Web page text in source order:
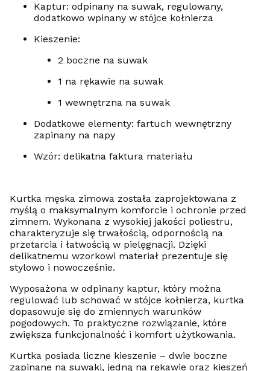
Kaptur: odpinany na suwak, regulowany,
dodatkowo wpinany w stójce kołnierza
Kieszenie:
2 boczne na suwak
1 na rękawie na suwak
1 wewnętrzna na suwak
Dodatkowe elementy: fartuch wewnętrzny
zapinany na napy
Wzór: delikatna faktura materiału
Kurtka męska zimowa została zaprojektowana z
myślą o maksymalnym komforcie i ochronie przed
zimnem. Wykonana z wysokiej jakości poliestru,
charakteryzuje się trwałością, odpornością na
przetarcia i łatwością w pielęgnacji. Dzięki
delikatnemu wzorkowi materiał prezentuje się
stylowo i nowocześnie.
Wyposażona w odpinany kaptur, który można
regulować lub schować w stójce kołnierza, kurtka
dopasowuje się do zmiennych warunków
pogodowych. To praktyczne rozwiązanie, które
zwiększa funkcjonalność i komfort użytkowania.
Kurtka posiada liczne kieszenie – dwie boczne
zapinane na suwaki, jedną na rękawie oraz kieszeń